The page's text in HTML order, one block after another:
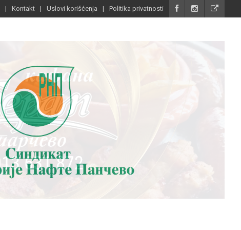
Kontakt Uslovi korišćenja Politika privatnosti